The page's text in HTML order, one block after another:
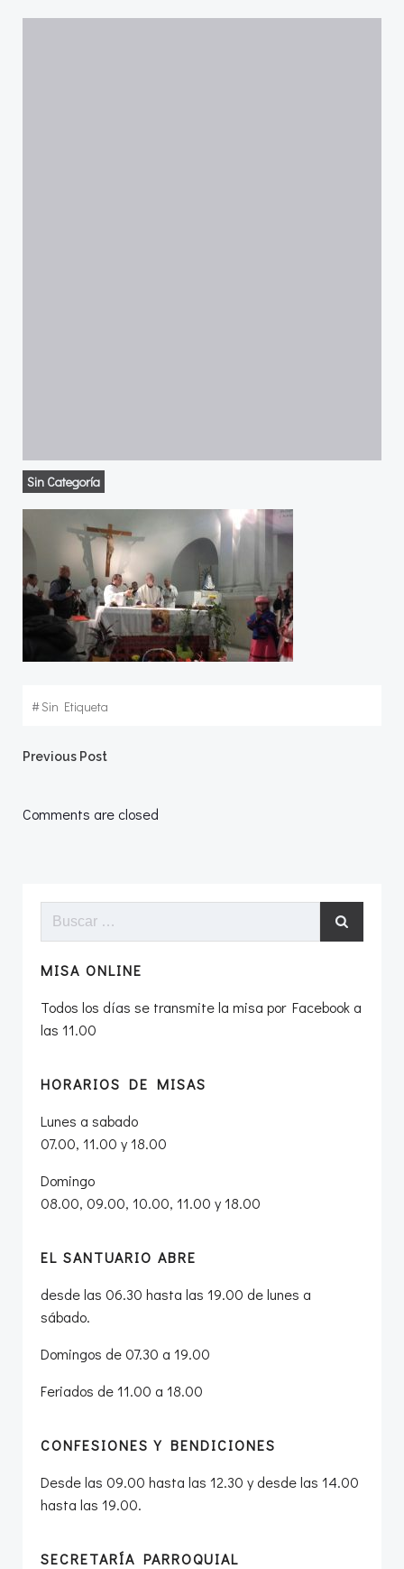
Sin Categoría
#Sin Etiqueta
Navegación
por
entradas
Previous Post
Comments are closed
Buscar:
MISA ONLINE
Todos los días se transmite la misa por Facebook a
las 11.00
HORARIOS DE MISAS
Lunes a sabado
07.00, 11.00 y 18.00
Domingo
08.00, 09.00, 10.00, 11.00 y 18.00
EL SANTUARIO ABRE
desde las 06.30 hasta las 19.00 de lunes a
sábado.
Domingos de 07.30 a 19.00
Feriados de 11.00 a 18.00
CONFESIONES Y BENDICIONES
Desde las 09.00 hasta las 12.30 y desde las 14.00
hasta las 19.00.
SECRETARÍA PARROQUIAL